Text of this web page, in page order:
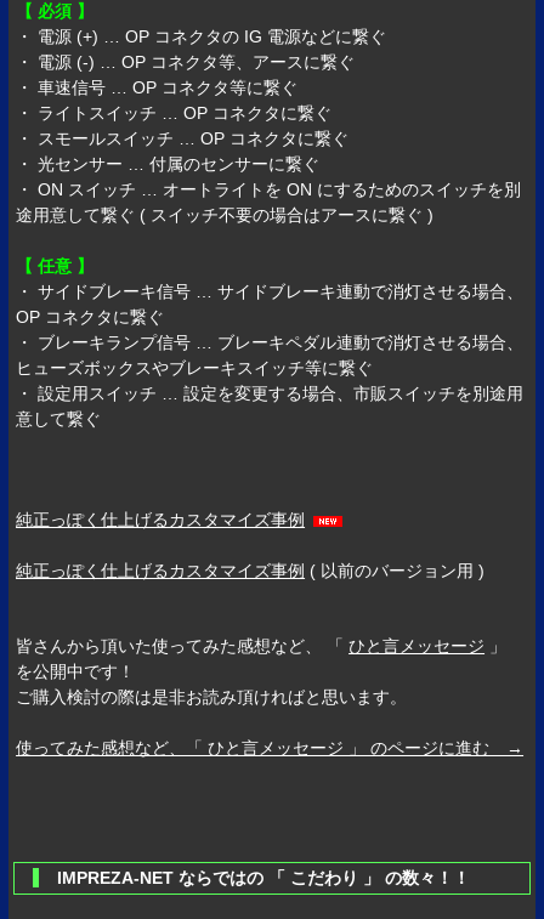
【 必須 】
・ 電源 (+) … OP コネクタの IG 電源などに繋ぐ
・ 電源 (-) … OP コネクタ等、アースに繋ぐ
・ 車速信号 … OP コネクタ等に繋ぐ
・ ライトスイッチ … OP コネクタに繋ぐ
・ スモールスイッチ … OP コネクタに繋ぐ
・ 光センサー … 付属のセンサーに繋ぐ
・ ON スイッチ … オートライトを ON にするためのスイッチを別
途用意して繋ぐ ( スイッチ不要の場合はアースに繋ぐ )
【 任意 】
・ サイドブレーキ信号 … サイドブレーキ連動で消灯させる場合、
OP コネクタに繋ぐ
・ ブレーキランプ信号 … ブレーキペダル連動で消灯させる場合、
ヒューズボックスやブレーキスイッチ等に繋ぐ
・ 設定用スイッチ … 設定を変更する場合、市販スイッチを別途用
意して繋ぐ
純正っぽく仕上げるカスタマイズ事例
純正っぽく仕上げるカスタマイズ事例 ( 以前のバージョン用 )
皆さんから頂いた使ってみた感想など、 「ひと言メッセージ 」
を公開中です！
ご購入検討の際は是非お読み頂ければと思います。
使ってみた感想など、「 ひと言メッセージ 」 のページに進む →
IMPREZA-NET ならではの 「 こだわり 」 の数々！！